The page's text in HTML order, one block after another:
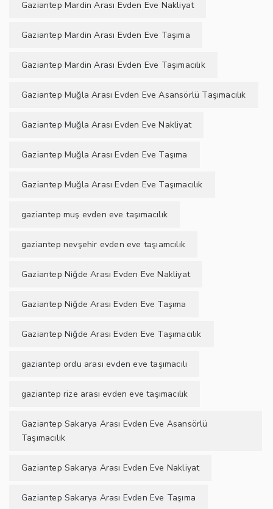
Gaziantep Mardin Arası Evden Eve Nakliyat
Gaziantep Mardin Arası Evden Eve Taşıma
Gaziantep Mardin Arası Evden Eve Taşımacılık
Gaziantep Muğla Arası Evden Eve Asansörlü Taşımacılık
Gaziantep Muğla Arası Evden Eve Nakliyat
Gaziantep Muğla Arası Evden Eve Taşıma
Gaziantep Muğla Arası Evden Eve Taşımacılık
gaziantep muş evden eve taşımacılık
gaziantep nevşehir evden eve taşıamcılık
Gaziantep Niğde Arası Evden Eve Nakliyat
Gaziantep Niğde Arası Evden Eve Taşıma
Gaziantep Niğde Arası Evden Eve Taşımacılık
gaziantep ordu arası evden eve taşımacılı
gaziantep rize arası evden eve taşımacılık
Gaziantep Sakarya Arası Evden Eve Asansörlü
Taşımacılık
Gaziantep Sakarya Arası Evden Eve Nakliyat
Gaziantep Sakarya Arası Evden Eve Taşıma